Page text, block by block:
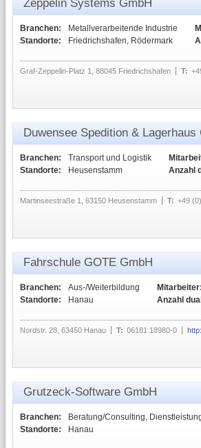
Zeppelin Systems GmbH
Branchen:
Metallverarbeitende Industrie
Standorte:
Friedrichshafen, Rödermark
Graf-Zeppelin-Platz 1, 88045 Friedrichshafen T:
Duwensee Spedition & Lagerhaus
Branchen:
Transport und Logistik
Standorte:
Heusenstamm
Anzahl
Martinseestraße 1, 63150 Heusenstamm T: +49
Fahrschule GOTE GmbH
Branchen:
Aus-/Weiterbildung
Standorte:
Hanau
Mitarbeiter:
Anzahl
Nordstr. 28, 63450 Hanau T: 06181 18980-0
Grutzeck-Software GmbH
Branchen:
Beratung/Consulting,
Standorte:
Hanau